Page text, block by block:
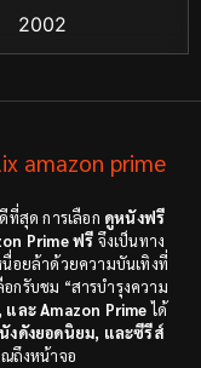
2002
1997
1962
amazon prime
ที่สุด การเลือก ดูหนังฟรี
Prime ฟรี จึงเป็นทาง
อยล้าด้วยความบันเทิงที่
กรับชม “สารบำรุงความ
ละ Amazon Primeได้
งดังยอดนิยม, และซีรีส์
ถึงหน้าจอ